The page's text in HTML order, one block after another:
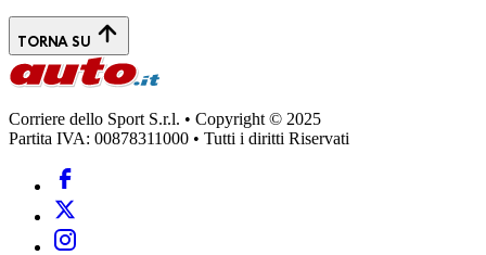
TORNA SU
Corriere dello Sport S.r.l. • Copyright © 2025
Partita IVA: 00878311000 • Tutti i diritti Riservati